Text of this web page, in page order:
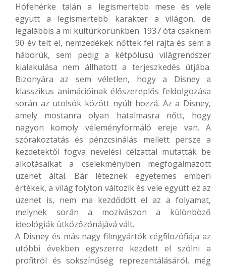
Hófehérke talán a legismertebb mese és vele
együtt a legismertebb karakter a világon, de
legalábbis a mi kultúrkörünkben. 1937 óta csaknem
90 év telt el, nemzedékek nőttek fel rajta és sem a
háborúk, sem pedig a kétpólusú világrendszer
kialakulása nem állhatott a terjeszkedés útjába.
Bizonyára az sem véletlen, hogy a Disney a
klasszikus animációinak élőszereplős feldolgozása
során az utolsók között nyúlt hozzá. Az a Disney,
amely mostanra olyan hatalmasra nőtt, hogy
nagyon komoly véleményformáló ereje van. A
szórakoztatás és pénzcsinálás mellett persze a
kezdetektől fogva nevelési célzattal mutatták be
alkotásaikat a cselekményben megfogalmazott
üzenet által. Bár léteznek egyetemes emberi
értékek, a világ folyton változik és vele együtt ez az
üzenet is, nem ma kezdődött el az a folyamat,
melynek során a mozivászon a különböző
ideológiák ütközőzónájává vált.
A Disney és más nagy filmgyártók cégfilozófiája az
utóbbi években egyszerre kezdett el szólni a
profitról és sokszínűség reprezentálásáról, még